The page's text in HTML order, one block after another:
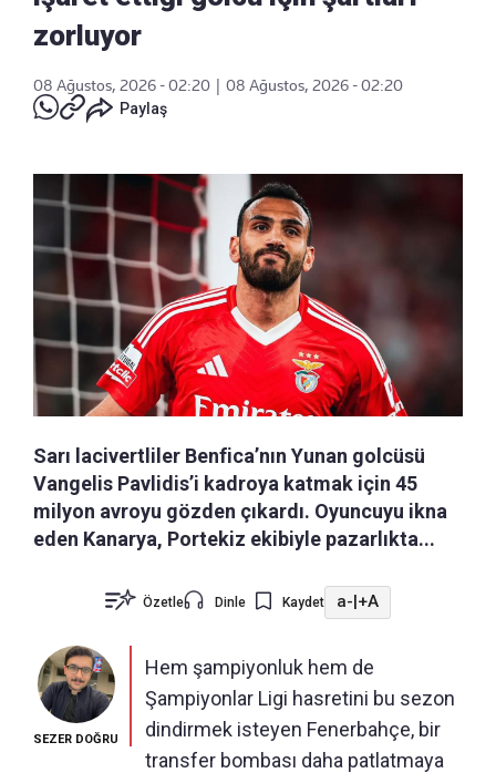
zorluyor
08 Ağustos, 2026 - 02:20
08 Ağustos, 2026 - 02:20
Paylaş
Sarı lacivertliler Benfica’nın Yunan golcüsü
Vangelis Pavlidis’i kadroya katmak için 45
milyon avroyu gözden çıkardı. Oyuncuyu ikna
eden Kanarya, Portekiz ekibiyle pazarlıkta...
Özetle Dinle Kaydet a-|+A
SEZER DOĞRU
Hem şampiyonluk hem de
Şampiyonlar Ligi hasretini bu sezon
dindirmek isteyen Fenerbahçe, bir
transfer bombası daha patlatmaya